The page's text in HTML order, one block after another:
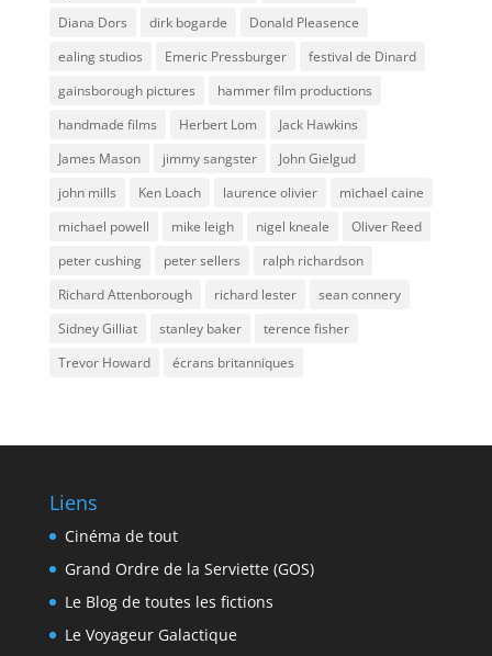
Diana Dors
dirk bogarde
Donald Pleasence
ealing studios
Emeric Pressburger
festival de Dinard
gainsborough pictures
hammer film productions
handmade films
Herbert Lom
Jack Hawkins
James Mason
jimmy sangster
John Gielgud
john mills
Ken Loach laurence olivier
michael caine
michael powell
mike leigh nigel kneale
Oliver Reed
peter cushing
peter sellers
ralph richardson
Richard Attenborough
richard lester
sean connery
Sidney Gilliat
stanley baker
terence fisher
Trevor Howard
écrans britanniques
Liens
Cinéma de tout
Grand Ordre de la Serviette (GOS)
Le Blog de toutes les fictions
Le Voyageur Galactique